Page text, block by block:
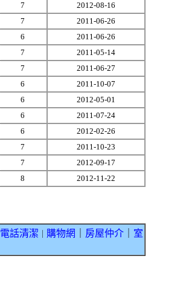
7 2012-08-16
7 2011-06-26
6 2011-06-26
7 2011-05-14
7 2011-06-27
6 2011-10-07
6 2012-05-01
6 2011-07-24
6 2012-02-26
7 2011-10-23
7 2012-09-17
8 2012-11-22
電話清潔 購物網 房屋仲介｜ 室